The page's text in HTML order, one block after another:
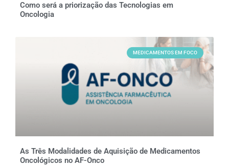
Como será a priorização das Tecnologias em
Oncologia
MEDICAMENTOS EM FOCO
As Três Modalidades de Aquisição de Medicamentos
Oncológicos no AF-Onco